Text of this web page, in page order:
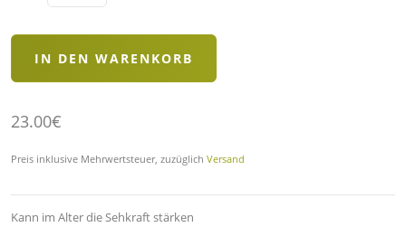
23.00€
Preis inklusive Mehrwertsteuer, zuzüglich Versand
Kann im Alter die Sehkraft stärken